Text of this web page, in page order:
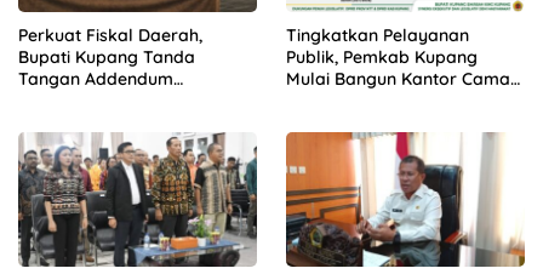
Perkuat Fiskal Daerah,
Bupati Kupang Tanda
Tangan Addendum
Tingkatkan Pelayanan
Publik, Pemkab Kupang
Mulai Bangun Kantor Camat